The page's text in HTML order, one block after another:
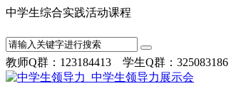
中学生综合实践活动课
教师Q群：123184413 学生Q群：325083186